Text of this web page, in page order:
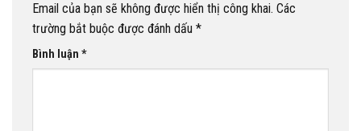
Email của bạn sẽ không được hiển thị công khai. Các
trường bắt buộc được đánh dấu *
Bình luận *